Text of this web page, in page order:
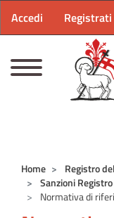
Menu profilo
Accedi Registrati
Home
Registro
Sanzioni
Normativa di